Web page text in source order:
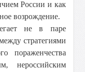
России и как
возрождение.
не в паре
стратегиями
пораженчества
нероссийским